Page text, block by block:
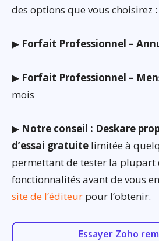
des options que vous choisirez :
▶ Forfait Professionnel –
▶ Forfait Professionnel –
mois
▶ Notre conseil : Deskare
d’essai gratuite limitée à
permettant de tester la plupart
fonctionnalités avant de vous
site de l’éditeur pour l’obtenir.
Essayer Zoho